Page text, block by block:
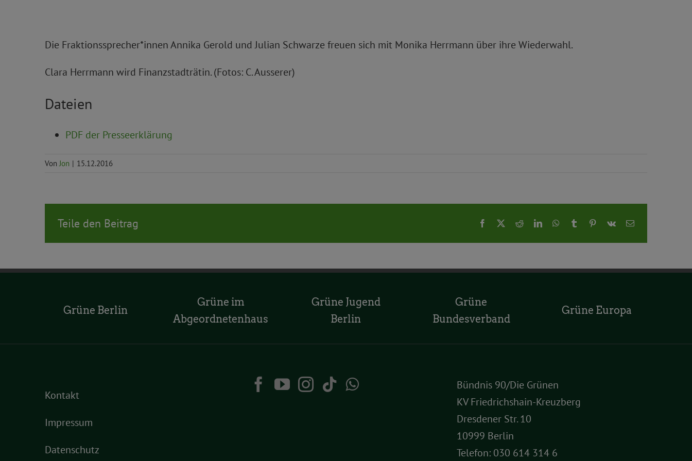
Die Fraktionssprecher*innen Annika Gerold und Julian Schwarze freuen sich mit Monika Herrmann über ihre Wiederwahl.
Clara Herrmann wird Finanzstadträtin. (Fotos: C. Ausserer)
Dateien
PDF der Presseerklärung
Von Jon | 15.12.2016
Teile den Beitrag Facebook RedditLinkedInWhatsApp
Tumblr Pinterest
Vk
E-
Grüne Berlin
Grüne im
Abgeordnetenhaus
Grüne Jugend
Berlin
Grüne
Bundesverband
Grüne Europa
Kontakt
Impressum
Datenschutz
Bündnis 90/Die Grünen
KV Friedrichshain-Kreuzberg
Dresdener Str. 10
10999 Berlin
Telefon: 030 614 314 6